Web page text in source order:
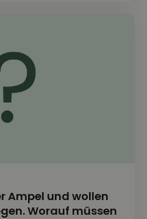
Ampel und wollen
Worauf müssen